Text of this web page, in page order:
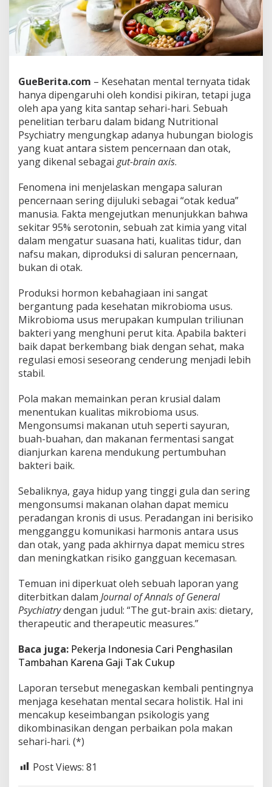
n
g
k
a
t
n
H
o
m
o
n
B
a
h
a
g
i
a
,
M
a
n
a
n
O
l
a
h
i
c
u
t
r
GueBerita.com – Kesehatan mental ternyata tidak
hanya dipengaruhi oleh kondisi pikiran, tetapi juga
oleh apa yang kita santap sehari-hari. Sebuah
penelitian terbaru dalam bidang Nutritional
Psychiatry mengungkap adanya hubungan biologis
yang kuat antara sistem pencernaan dan otak,
yang dikenal sebagai gut-brain axis.
Fenomena ini menjelaskan mengapa saluran
pencernaan sering dijuluki sebagai “otak kedua”
manusia. Fakta mengejutkan menunjukkan bahwa
sekitar 95% serotonin, sebuah zat kimia yang vital
dalam mengatur suasana hati, kualitas tidur, dan
nafsu makan, diproduksi di saluran pencernaan,
bukan di otak.
Produksi hormon kebahagiaan ini sangat
bergantung pada kesehatan mikrobioma usus.
Mikrobioma usus merupakan kumpulan triliunan
bakteri yang menghuni perut kita. Apabila bakteri
baik dapat berkembang biak dengan sehat, maka
regulasi emosi seseorang cenderung menjadi lebih
stabil.
Pola makan memainkan peran krusial dalam
menentukan kualitas mikrobioma usus.
Mengonsumsi makanan utuh seperti sayuran,
buah-buahan, dan makanan fermentasi sangat
dianjurkan karena mendukung pertumbuhan
bakteri baik.
Sebaliknya, gaya hidup yang tinggi gula dan sering
mengonsumsi makanan olahan dapat memicu
peradangan kronis di usus. Peradangan ini berisiko
mengganggu komunikasi harmonis antara usus
dan otak, yang pada akhirnya dapat memicu stres
dan meningkatkan risiko gangguan kecemasan.
Temuan ini diperkuat oleh sebuah laporan yang
diterbitkan dalam Journal of Annals of General
Psychiatrydengan judul: “The gut-brain axis: dietary,
therapeutic and therapeutic measures.”
Baca juga: Pekerja Indonesia Cari Penghasilan
Tambahan Karena Gaji Tak Cukup
Laporan tersebut menegaskan kembali pentingnya
menjaga kesehatan mental secara holistik. Hal ini
mencakup keseimbangan psikologis yang
dikombinasikan dengan perbaikan pola makan
sehari-hari. (*)
Post Views: 81